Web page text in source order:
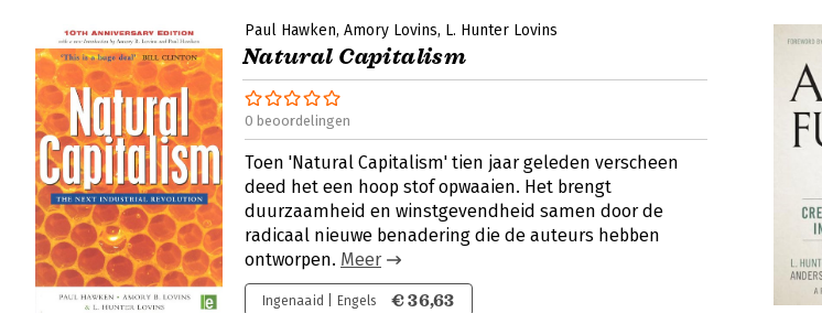
Paul Hawken Amory Lovins L. Hunter Lovins
Natural Capitalism
0 beoordelingen
Toen 'Natural Capitalism' tien jaar geleden verscheen
deed het een hoop stof opwaaien. Het brengt
duurzaamheid en winstgevendheid samen door de
radicaal nieuwe benadering die de auteurs hebben
ontworpen. Meer
Ingenaaid | Engels € 36,63